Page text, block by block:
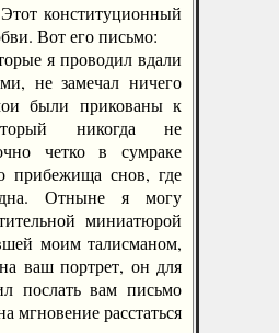
конституционный
Вот его письмо:
я проводил вдали
не замечал ничего
были прикованы к
никогда не
четко в сумраке
прибежища снов, где
Отныне я могу
миниатюрой
моим талисманом,
ваш портрет, он для
послать вам письмо
мгновение расстаться